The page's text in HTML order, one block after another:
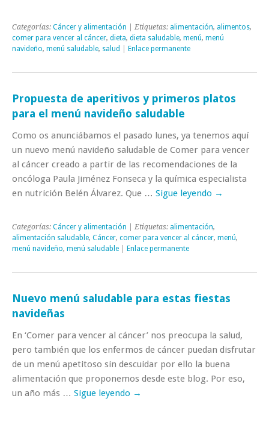
Categorías: Cáncer y alimentación | Etiquetas: alimentación, alimentos,
comer para vencer al cáncer, dieta, dieta saludable, menú, menú
navideño, menú saludable, salud Enlace permanente
Propuesta de aperitivos y primeros platos
para el menú navideño saludable
Como os anunciábamos el pasado lunes, ya tenemos aquí
un nuevo menú navideño saludable de Comer para vencer
al cáncer creado a partir de las recomendaciones de la
oncóloga Paula Jiménez Fonseca y la química especialista
en nutrición Belén Álvarez. Que … Sigue leyendo →
Categorías: Cáncer y alimentación | Etiquetas: alimentación,
alimentación saludable, Cáncer, comer para vencer al cáncer, menú,
menú navideño, menú saludable Enlace permanente
Nuevo menú saludable para estas fiestas
navideñas
En ‘Comer para vencer al cáncer’ nos preocupa la salud,
pero también que los enfermos de cáncer puedan disfrutar
de un menú apetitoso sin descuidar por ello la buena
alimentación que proponemos desde este blog. Por eso,
un año más … Sigue leyendo →